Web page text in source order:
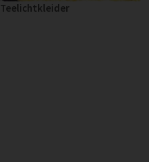
Teelichtkleider